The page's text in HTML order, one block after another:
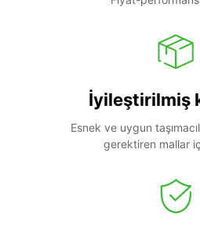
İyileştirilmiş
Esnek ve uygun
gerektiren mallar